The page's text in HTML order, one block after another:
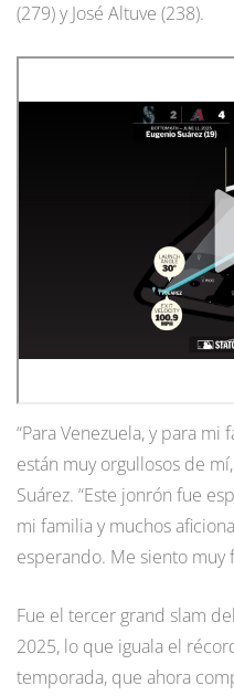
(279) y José Altuve (238).
“Para Venezuela, y para mi
están muy orgullosos de
Suárez. “Este jonrón fue
mi familia y muchos
esperando. Me siento muy
Fue el tercer grand slam
2025, lo que iguala el
temporada, que ahora